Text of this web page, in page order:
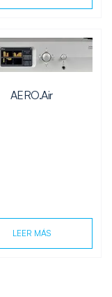
AERO.Air
LEER MÁS